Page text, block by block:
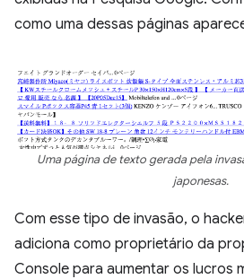
como uma dessas páginas
Uma página de texto gerada pela
japonesas.
Com esse tipo de invasão, o
adiciona como proprietário da
Console para aumentar os lucros